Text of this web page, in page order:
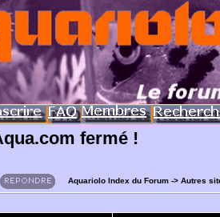
fermé !
Aquariolo Index du Forum -> Autres